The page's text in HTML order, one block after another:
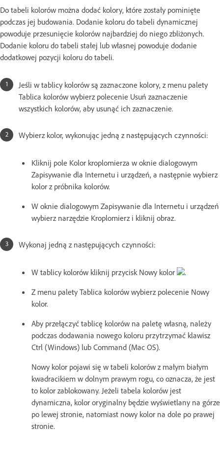
Do tabeli kolorów można dodać kolory, które zostały pominięte
podczas jej budowania. Dodanie koloru do tabeli dynamicznej
powoduje przesunięcie kolorów najbardziej do niego zbliżonych.
Dodanie koloru do tabeli stałej lub własnej powoduje dodanie
dodatkowej pozycji koloru do tabeli.
Jeśli w tablicy kolorów są zaznaczone kolory, z menu palety
Tablica kolorów wybierz polecenie Usuń zaznaczenie
wszystkich kolorów, aby usunąć ich zaznaczenie.
Wybierz kolor, wykonując jedną z następujących czynności:
Kliknij pole Kolor kroplomierza w oknie dialogowym
Zapisywanie dla Internetu i urządzeń, a następnie wybierz
kolor z próbnika kolorów.
W oknie dialogowym Zapisywanie dla Internetu i urządzeń
wybierz narzędzie Kroplomierz i kliknij obraz.
Wykonaj jedną z następujących czynności:
W tablicy kolorów kliknij przycisk Nowy kolor
.
Z menu palety Tablica kolorów wybierz polecenie Nowy
kolor.
Aby przełączyć tablicę kolorów na paletę własną, należy
podczas dodawania nowego koloru przytrzymać klawisz
Ctrl (Windows) lub Command (Mac OS).
Nowy kolor pojawi się w tabeli kolorów z małym białym
kwadracikiem w dolnym prawym rogu, co oznacza, że jest
to kolor zablokowany. Jeżeli tabela kolorów jest
dynamiczna, kolor oryginalny będzie wyświetlany na górze
po lewej stronie, natomiast nowy kolor na dole po prawej
stronie.